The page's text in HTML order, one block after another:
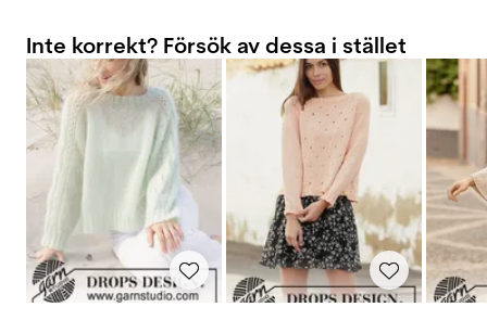
Inte korrekt? Försök av dessa i stället